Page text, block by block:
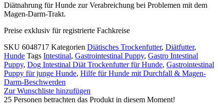
Diätnahrung für Hunde zur Verabreichung bei Problemen mit dem
Magen-Darm-Trakt.
Preise exklusiv für registrierte Fachkreise
SKU 6048717 Kategorien Diätisches Trockenfutter, Diätfutter,
Hunde Tags Intestinal, Gastrointestinal Puppy, Gastro Intestinal
Puppy, Dog Intestinal Diät Trockenfutter für Hunde, Gastrointestinal
Puppy für junge Hunde, Hilfe für Hunde mit Durchfall & Magen-
Darm-Beschwerden
Zur Wunschliste hinzufügen
25 Personen betrachten das Produkt in diesem Moment!